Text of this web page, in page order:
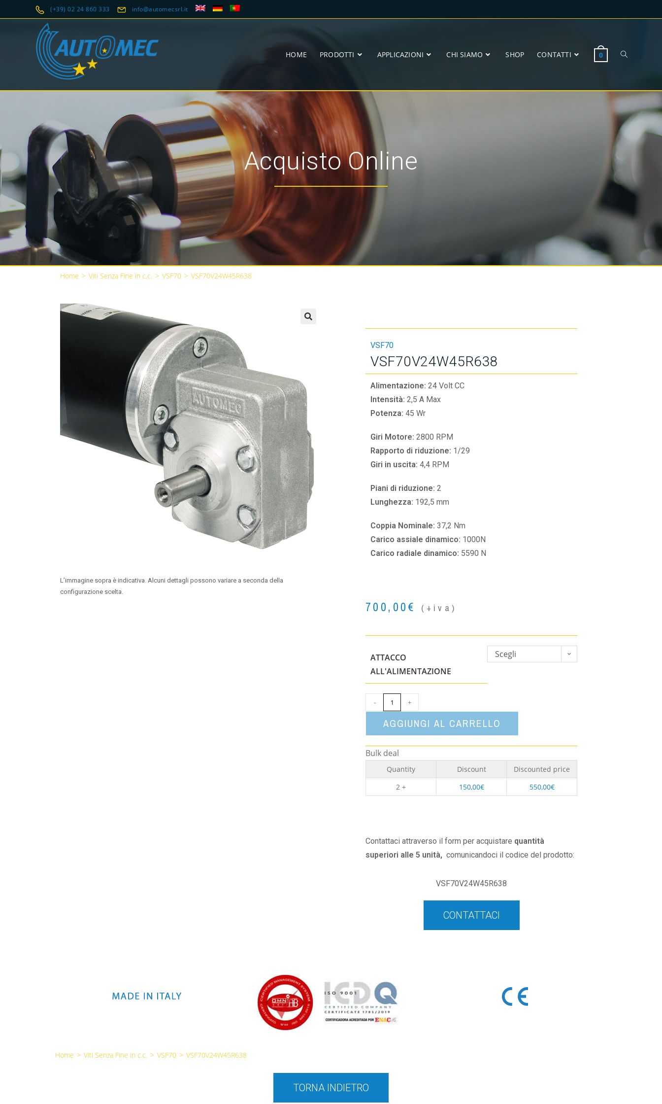
(+39) 02 24 860 333 info@automecsrl.it
HOME PRODOTTI APPLICAZIONI CHI SIAMO SHOP CONTATTI 0
Acquisto Online
Home > Viti Senza Fine in c.c. > VSF70 > VSF70V24W45R638
L’immagine sopra è indicativa. Alcuni dettagli possono variare a seconda della
configurazione scelta.
VSF70
VSF70V24W45R638
Alimentazione: 24 Volt CC
Intensità: 2,5 A Max
Potenza: 45 Wr
Giri Motore: 2800 RPM
Rapporto di riduzione: 1/29
Giri in uscita: 4,4 RPM
Piani di riduzione: 2
Lunghezza: 192,5 mm
Coppia Nominale: 37,2 Nm
Carico assiale dinamico: 1000N
Carico radiale dinamico: 5590 N
700,00€ (+iva)
ATTACCO
ALL'ALIMENTAZIONE
Scegli
- +
AGGIUNGI AL CARRELLO
Bulk deal
Quantity Discount
Discounted price
2 +
150,00€ 550,00€
Contattaci attraverso il form per acquistare quantità
superiori alle 5 unità, comunicandoci il codice del prodotto:
VSF70V24W45R638
CONTATTACI
Home > Viti Senza Fine in c.c. > VSF70 > VSF70V24W45R638
TORNA INDIETRO